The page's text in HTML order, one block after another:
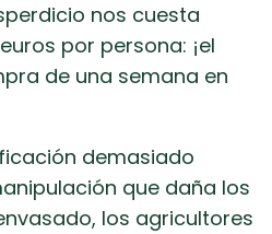
nos cuesta
por persona: ¡el
de una semana en
demasiado
que daña los
los agricultores